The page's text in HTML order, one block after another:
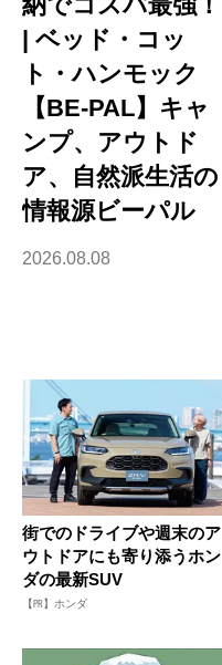
| ベッド・コッ
ト・ハンモック
【BE-PAL】キャ
ンプ、アウトド
ア、自然派生活の
情報源ビーパル
2026.08.08
街でのドライブや週末のア
ウトドアにも寄り添うホン
ダの最新SUV
【PR】ホンダ